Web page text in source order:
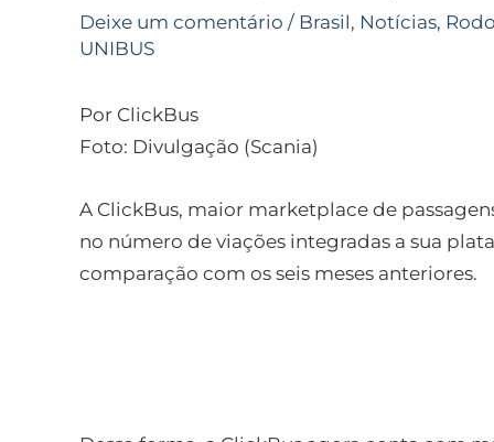
Deixe um comentário / Brasil, Notícias,
UNIBUS
Por ClickBus
Foto: Divulgação (Scania)
A ClickBus, maior marketplace de
no número de viações integradas a sua
comparação com os seis meses anteriores.